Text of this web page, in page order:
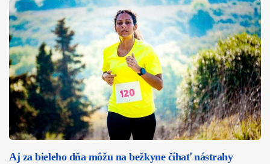
Aj za bieleho dňa môžu na bežkyne číhať nástrahy